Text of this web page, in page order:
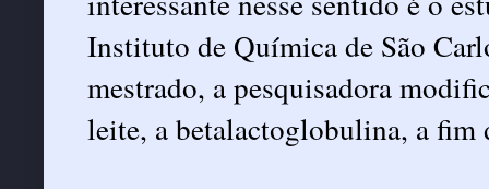
Instituto de Química de São
mestrado, a pesquisadora
leite, a betalactoglobulina, a fim